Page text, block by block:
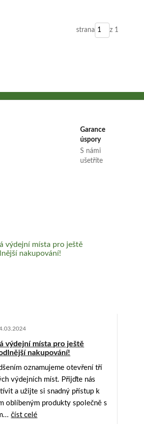
strana z 1
Garance
úspory
S námi
ušetříte
.03 2024
výdejní místa pro ještě
nakupování!
oznamujeme otevření tří
výdejních míst. Přijďte nás
a užijte si snadný přístup k
oblíbeným produkty společně s
číst celé